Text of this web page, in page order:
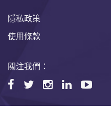
隱私政策
使用條款
關注我們：